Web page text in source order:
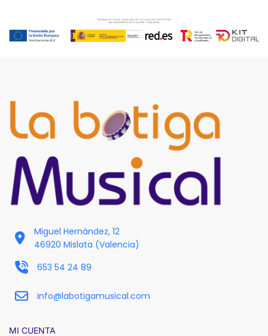
Miguel Hernández, 12
46920 Mislata (Valencia)
653 54 24 89
info@labotigamusical.com
MI CUENTA